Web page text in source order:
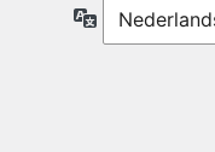
Taal